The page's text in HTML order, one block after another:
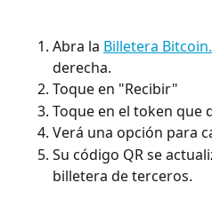
Abra la Billetera
derecha.
Toque en "Recibir"
Toque en el token que
Verá una opción para
Su código QR se
billetera de terceros.